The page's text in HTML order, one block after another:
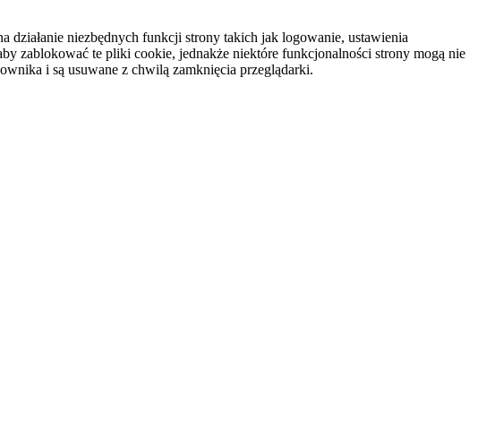
działanie niezbędnych funkcji strony takich jak logowanie, ustawienia
zablokować te pliki cookie, jednakże niektóre funkcjonalności strony mogą nie
i są usuwane z chwilą zamknięcia przeglądarki.